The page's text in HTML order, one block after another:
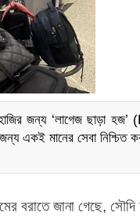
জন্য ‘লাগেজ ছাড়া
একই মানের সেবা নিশ্চিত
বরাতে জানা গেছে,